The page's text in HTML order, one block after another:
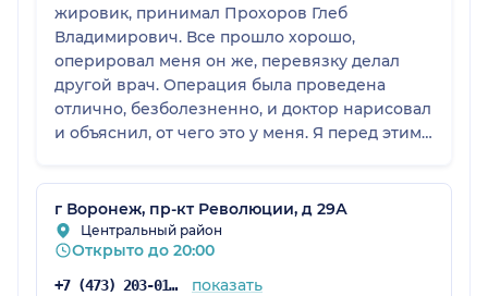
жировик, принимал Прохоров Глеб
Владимирович. Все прошло хорошо,
оперировал меня он же, перевязку делал
другой врач. Операция была проведена
отлично, безболезненно, и доктор нарисовал
и объяснил, от чего это у меня. Я перед этим
появился жировик, я его и сама увидела, там
была черная точка. На первичном приеме
сразу на операцию согласилась, так как у
меня были и абсцесс, и температура.
г Воронеж, пр-кт Революции, д 29А
Центральный район
Открыто до 20:00
+7 (473) 203-01-67 показать